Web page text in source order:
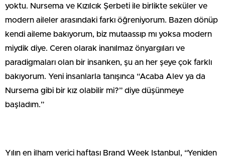
yoktu. Nursema ve Kızılcık Şerbeti ile birlikte seküler ve
modern aileler arasındaki farkı öğreniyorum. Bazen dönüp
kendi aileme bakıyorum, biz mutaassıp mı yoksa modern
miydik diye. Ceren olarak inanılmaz önyargıları ve
paradigmaları olan bir insanken, şu an her şeye çok farklı
bakıyorum. Yeni insanlarla tanışınca “Acaba Alev ya da
Nursema gibi bir kız olabilir mi?” diye düşünmeye
başladım.”
Yılın en ilham verici haftası Brand Week Istanbul, “Yeniden